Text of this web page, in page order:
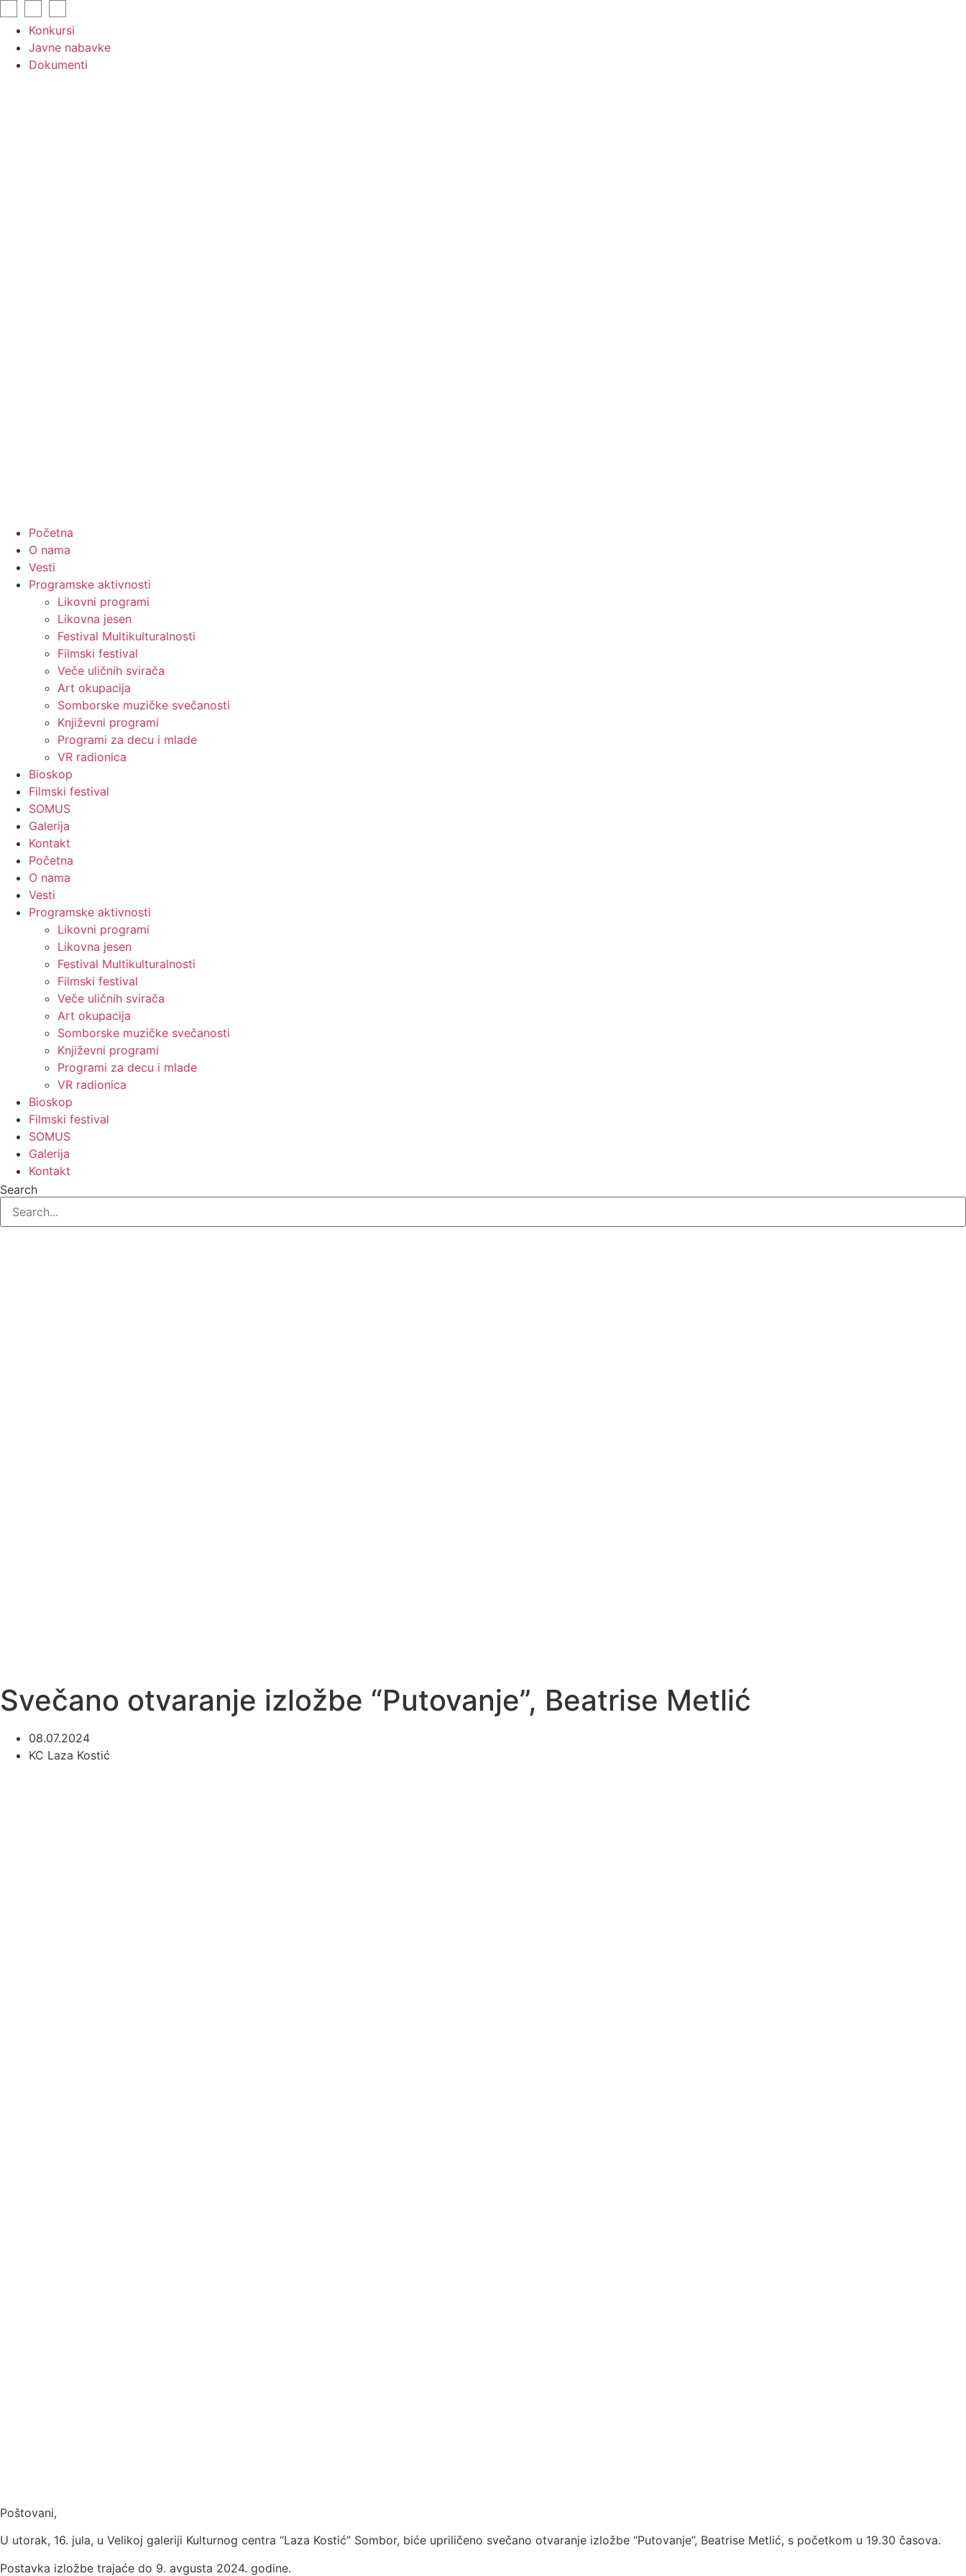
content
Konkursi
Javne nabavke
Dokumenti
Početna
O nama
Vesti
Programske aktivnosti
Likovni programi
Likovna jesen
Festival Multikulturalnosti
Filmski festival
Veče uličnih svirača
Art okupacija
Somborske muzičke svečanosti
Književni programi
Programi za decu i mlade
VR radionica
Bioskop
Filmski festival
SOMUS
Galerija
Kontakt
Početna
O nama
Vesti
Programske aktivnosti
Likovni programi
Likovna jesen
Festival Multikulturalnosti
Filmski festival
Veče uličnih svirača
Art okupacija
Somborske muzičke svečanosti
Književni programi
Programi za decu i mlade
VR radionica
Bioskop
Filmski festival
SOMUS
Galerija
Kontakt
Search
Svečano otvaranje izložbe “Putovanje”, Beatrise Metlić
08.07.2024
KC Laza Kostić
Poštovani,
U utorak, 16. jula, u Velikoj galeriji Kulturnog centra “Laza Kostić” Sombor, biće upriličeno svečano otvaranje izložbe “Putovanje”, Beatrise Metlić, s početkom u 19.30 časova.
Postavka izložbe trajaće do 9. avgusta 2024. godine.